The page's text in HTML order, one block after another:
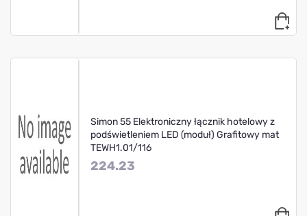
Simon 55 Elektroniczny łącznik hotelowy z
podświetleniem LED (moduł) Grafitowy mat
TEWH1.01/116
224.23